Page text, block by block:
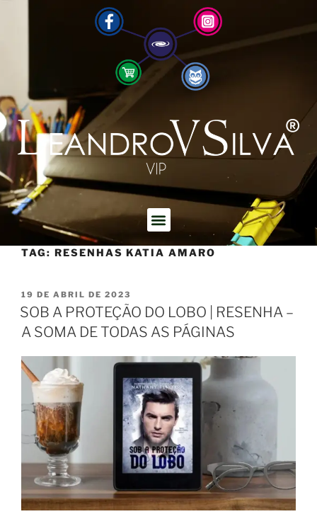
TAG: RESENHAS KATIA AMARO
19 DE ABRIL DE 2023
SOB A PROTEÇÃO DO LOBO | RESENHA –
A SOMA DE TODAS AS PÁGINAS